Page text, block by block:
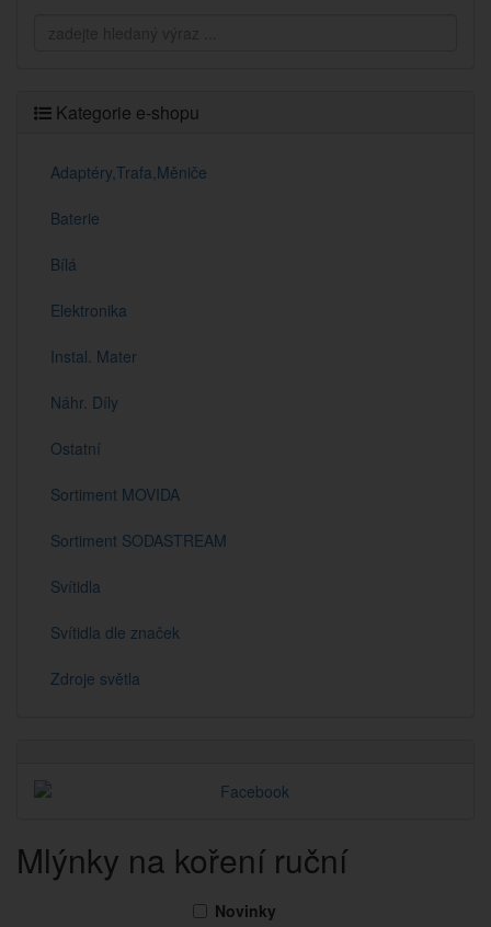
Kategorie e-shopu
Adaptéry,Trafa,Měniče
Baterie
Bílá
Elektronika
Instal. Mater
Náhr. Díly
Ostatní
Sortiment MOVIDA
Sortiment SODASTREAM
Svítidla
Svítidla dle značek
Zdroje světla
Mlýnky na koření ruční
Novinky